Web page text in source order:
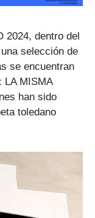
2024, dentro del
selección de
se encuentran
LA MISMA
han sido
toledano